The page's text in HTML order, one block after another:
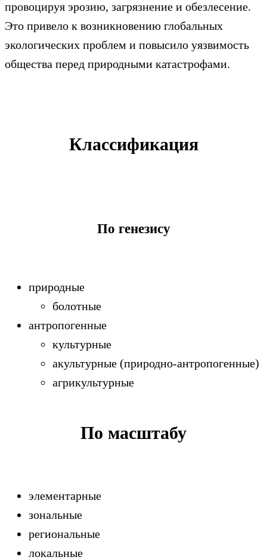
провоцируя эрозию, загрязнение и обезлесение.
Это привело к возникновению глобальных
экологических проблем и повысило уязвимость
общества перед природными катастрофами.
Классификация
По генезису
природные
болотные
антропогенные
культурные
акультурные (природно-антропогенные)
агрикультурные
По масштабу
элементарные
зональные
региональные
локальные